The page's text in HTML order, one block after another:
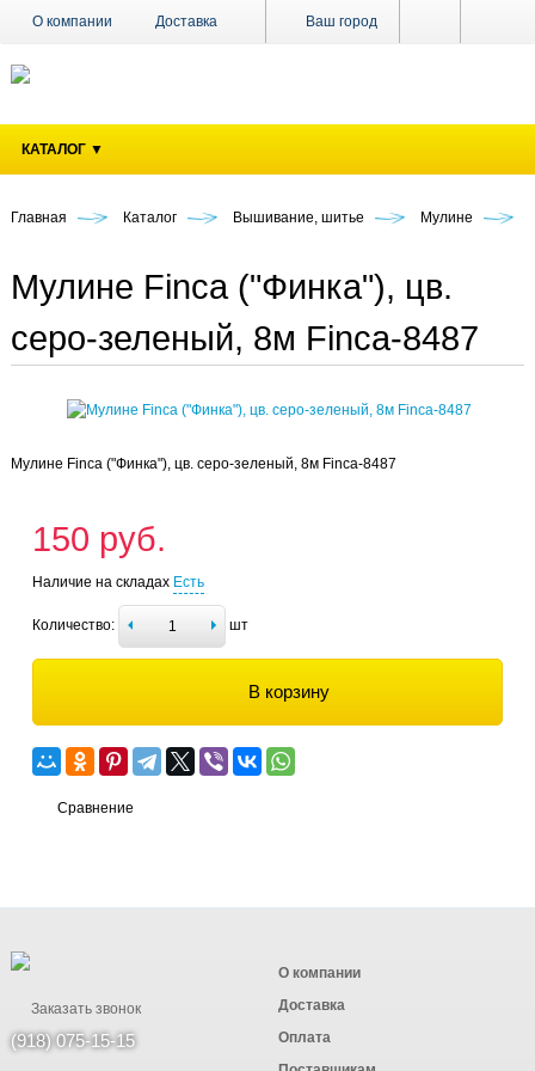
Ваш город
О компании Доставка
Акции
КАТАЛОГ ▼
Главная Каталог Вышивание, шитье Мулине
Мулине Finca ("Финка"), цв.
серо-зеленый, 8м Finca-8487
Мулине Finca ("Финка"), цв. серо-зеленый, 8м Finca-8487
150 руб.
Наличие на складах Есть
Количество: шт
В корзину
Сравнение
Заказать звонок
(918) 075-15-15
О компании
Доставка
Оплата